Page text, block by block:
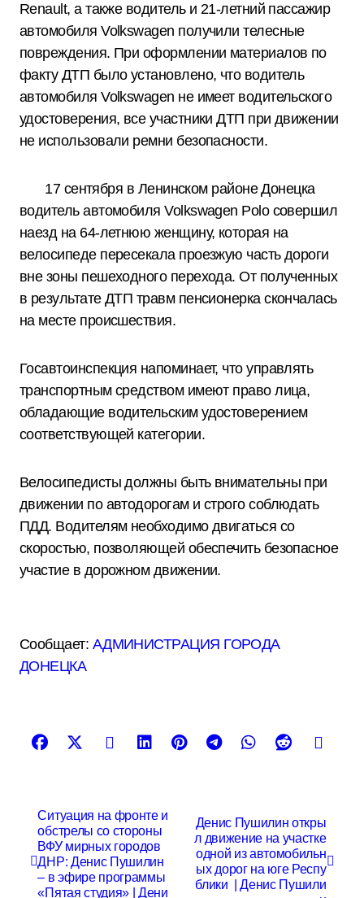
Renault, а также водитель и 21-летний пассажир
автомобиля Volkswagen получили телесные
повреждения. При оформлении материалов по
факту ДТП было установлено, что водитель
автомобиля Volkswagen не имеет водительского
удостоверения, все участники ДТП при движении
не использовали ремни безопасности.
17 сентября в Ленинском районе Донецка
водитель автомобиля Volkswagen Polo совершил
наезд на 64-летнюю женщину, которая на
велосипеде пересекала проезжую часть дороги
вне зоны пешеходного перехода. От полученных
в результате ДТП травм пенсионерка скончалась
на месте происшествия.
Госавтоинспекция напоминает, что управлять
транспортным средством имеют право лица,
обладающие водительским удостоверением
соответствующей категории.
Велосипедисты должны быть внимательны при
движении по автодорогам и строго соблюдать
ПДД. Водителям необходимо двигаться со
скоростью, позволяющей обеспечить безопасное
участие в дорожном движении.
Сообщает: АДМИНИСТРАЦИЯ ГОРОДА
ДОНЕЦКА
в
Ситуация на фронте и
обстрелы со стороны
ВФУ мирных городов
ДНР: Денис Пушилин
– в эфире программы
«Пятая студия» | Дени
Денис Пушилин откры
л движение на участке
одной из автомобильн
ых дорог на юге Респу
блики | Денис Пушили